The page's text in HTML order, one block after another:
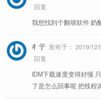
回复
我想找到个翻墙软件 奶
彳亍 发布于： 2019/12/
回复
IDM下载速度变得好慢
了是怎么回事呢 把线